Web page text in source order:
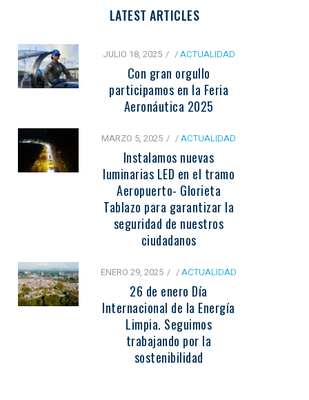
LATEST ARTICLES
JULIO 18, 2025 /ACTUALIDAD
Con gran orgullo
participamos en la Feria
Aeronáutica 2025
MARZO 5, 2025 /ACTUALIDAD
Instalamos nuevas
luminarias LED en el tramo
Aeropuerto- Glorieta
Tablazo para garantizar la
seguridad de nuestros
ciudadanos
ENERO 29, 2025 /ACTUALIDAD
26 de enero Día
Internacional de la Energía
Limpia. Seguimos
trabajando por la
sostenibilidad